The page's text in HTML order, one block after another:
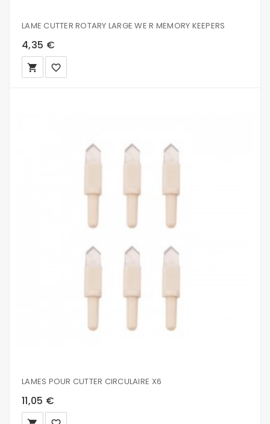
LAME CUTTER ROTARY LARGE WE R MEMORY KEEPERS
4,35 €
local_grocery_store favorite_border
LAMES POUR CUTTER CIRCULAIRE X6
11,05 €